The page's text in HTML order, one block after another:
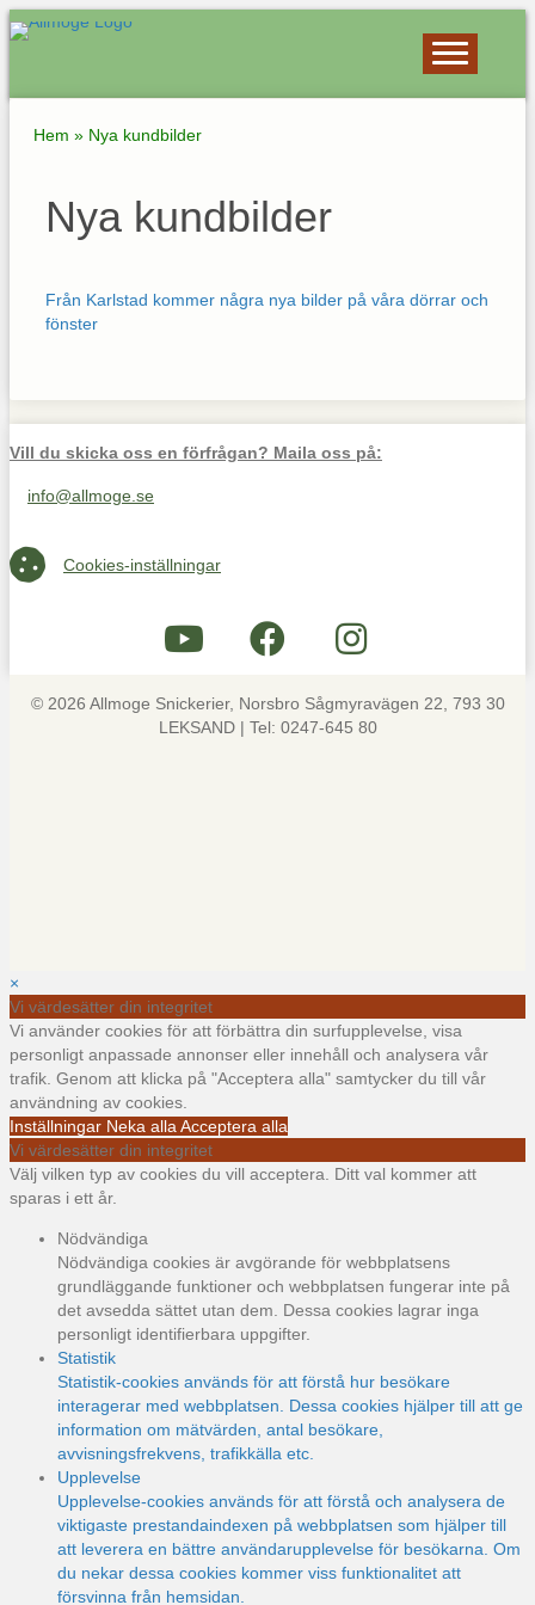
Hem » Nya kundbilder
Nya kundbilder
Från Karlstad kommer några nya bilder på våra dörrar och
fönster
Vill du skicka oss en förfrågan? Maila oss på:
Maila oss på info@allmoge.se
info@allmoge.se
Cookies-inställningar
Cookies-inställningar
© 2026 Allmoge Snickerier, Norsbro Sågmyravägen 22, 793 30
LEKSAND | Tel: 0247-645 80
×
Vi värdesätter din integritet
Vi använder cookies för att förbättra din surfupplevelse, visa
personligt anpassade annonser eller innehåll och analysera vår
trafik. Genom att klicka på "Acceptera alla" samtycker du till vår
användning av cookies.
Inställningar Neka alla Acceptera alla
Vi värdesätter din integritet
Välj vilken typ av cookies du vill acceptera. Ditt val kommer att
sparas i ett år.
Nödvändiga
Nödvändiga cookies är avgörande för webbplatsens
grundläggande funktioner och webbplatsen fungerar inte på
det avsedda sättet utan dem. Dessa cookies lagrar inga
personligt identifierbara uppgifter.
Statistik
Statistik-cookies används för att förstå hur besökare
interagerar med webbplatsen. Dessa cookies hjälper till att ge
information om mätvärden, antal besökare,
avvisningsfrekvens, trafikkälla etc.
Upplevelse
Upplevelse-cookies används för att förstå och analysera de
viktigaste prestandaindexen på webbplatsen som hjälper till
att leverera en bättre användarupplevelse för besökarna. Om
du nekar dessa cookies kommer viss funktionalitet att
försvinna från hemsidan.